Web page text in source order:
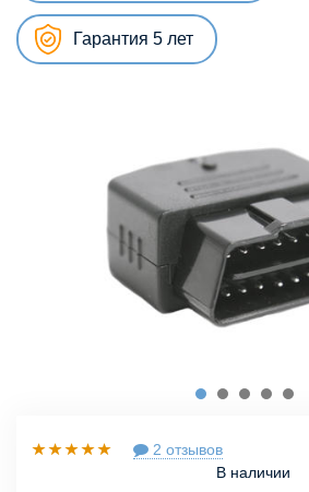
Гарантия 5 лет
2 отзывов
В наличии